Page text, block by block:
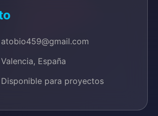
España
para proyectos